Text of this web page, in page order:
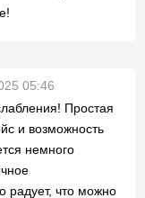
05:46
Простая
и возможность
немного
радует, что можно